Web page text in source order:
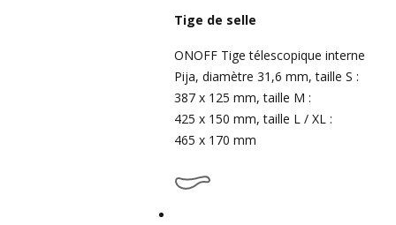
Tige de selle
ONOFF Tige télescopique interne
Pija, diamètre 31,6 mm, taille S :
387 x 125 mm, taille M :
425 x 150 mm, taille L / XL :
465 x 170 mm